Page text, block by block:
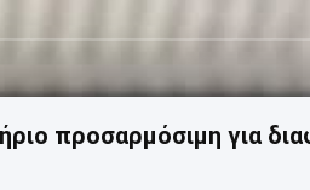
προσαρμόσιμη για